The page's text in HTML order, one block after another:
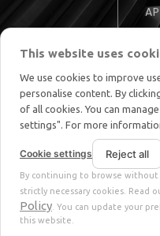
STOKKERMILL | SELTEK
This website uses
We use cookies to improve
personalise content. By
of all cookies. You can
settings". For more
Cookie settings Reject all
By continuing to browse without
strictly necessary cookies. Read
Policy . You can update your
this website.